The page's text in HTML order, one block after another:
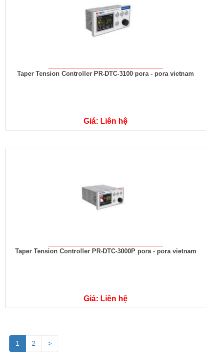
Taper Tension Controller PR-DTC-3100 pora - pora vietnam
Giá: Liên hệ
Taper Tension Controller PR-DTC-3000P pora - pora vietnam
Giá: Liên hệ
1 2 >